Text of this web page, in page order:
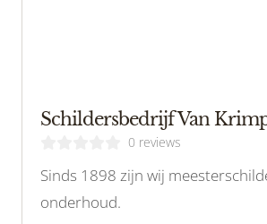
Schildersbedrijf Van
0 reviews
Sinds 1898 zijn wij
onderhoud.